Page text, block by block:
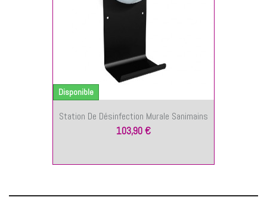
Station De Désinfection Murale Sanimains
103,90 €
Disponible